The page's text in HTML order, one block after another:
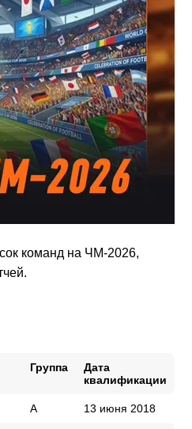
команд на ЧМ-2026,
Группа
Дата
квалификации
A 13 июня 2018